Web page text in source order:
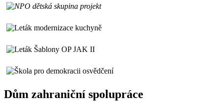
Dům zahraniční spolupráce